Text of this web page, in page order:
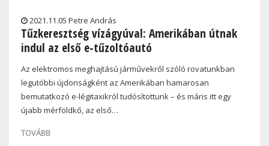
2021.11.05 Petre András
Tűzkeresztség vízágyúval: Amerikában útnak
indul az első e-tűzoltóautó
Az elektromos meghajtású járművekről szóló rovatunkban
legutóbbi újdonságként az Amerikában hamarosan
bemutatkozó e-légitaxikról tudósítottunk – és máris itt egy
újabb mérföldkő, az első…
TOVÁBB